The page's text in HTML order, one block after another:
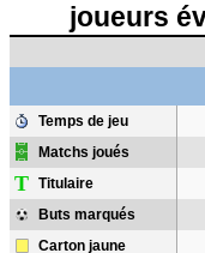
joueurs
Temps de jeu
Matchs joués
T Titulaire
Buts marqués
Carton jaune